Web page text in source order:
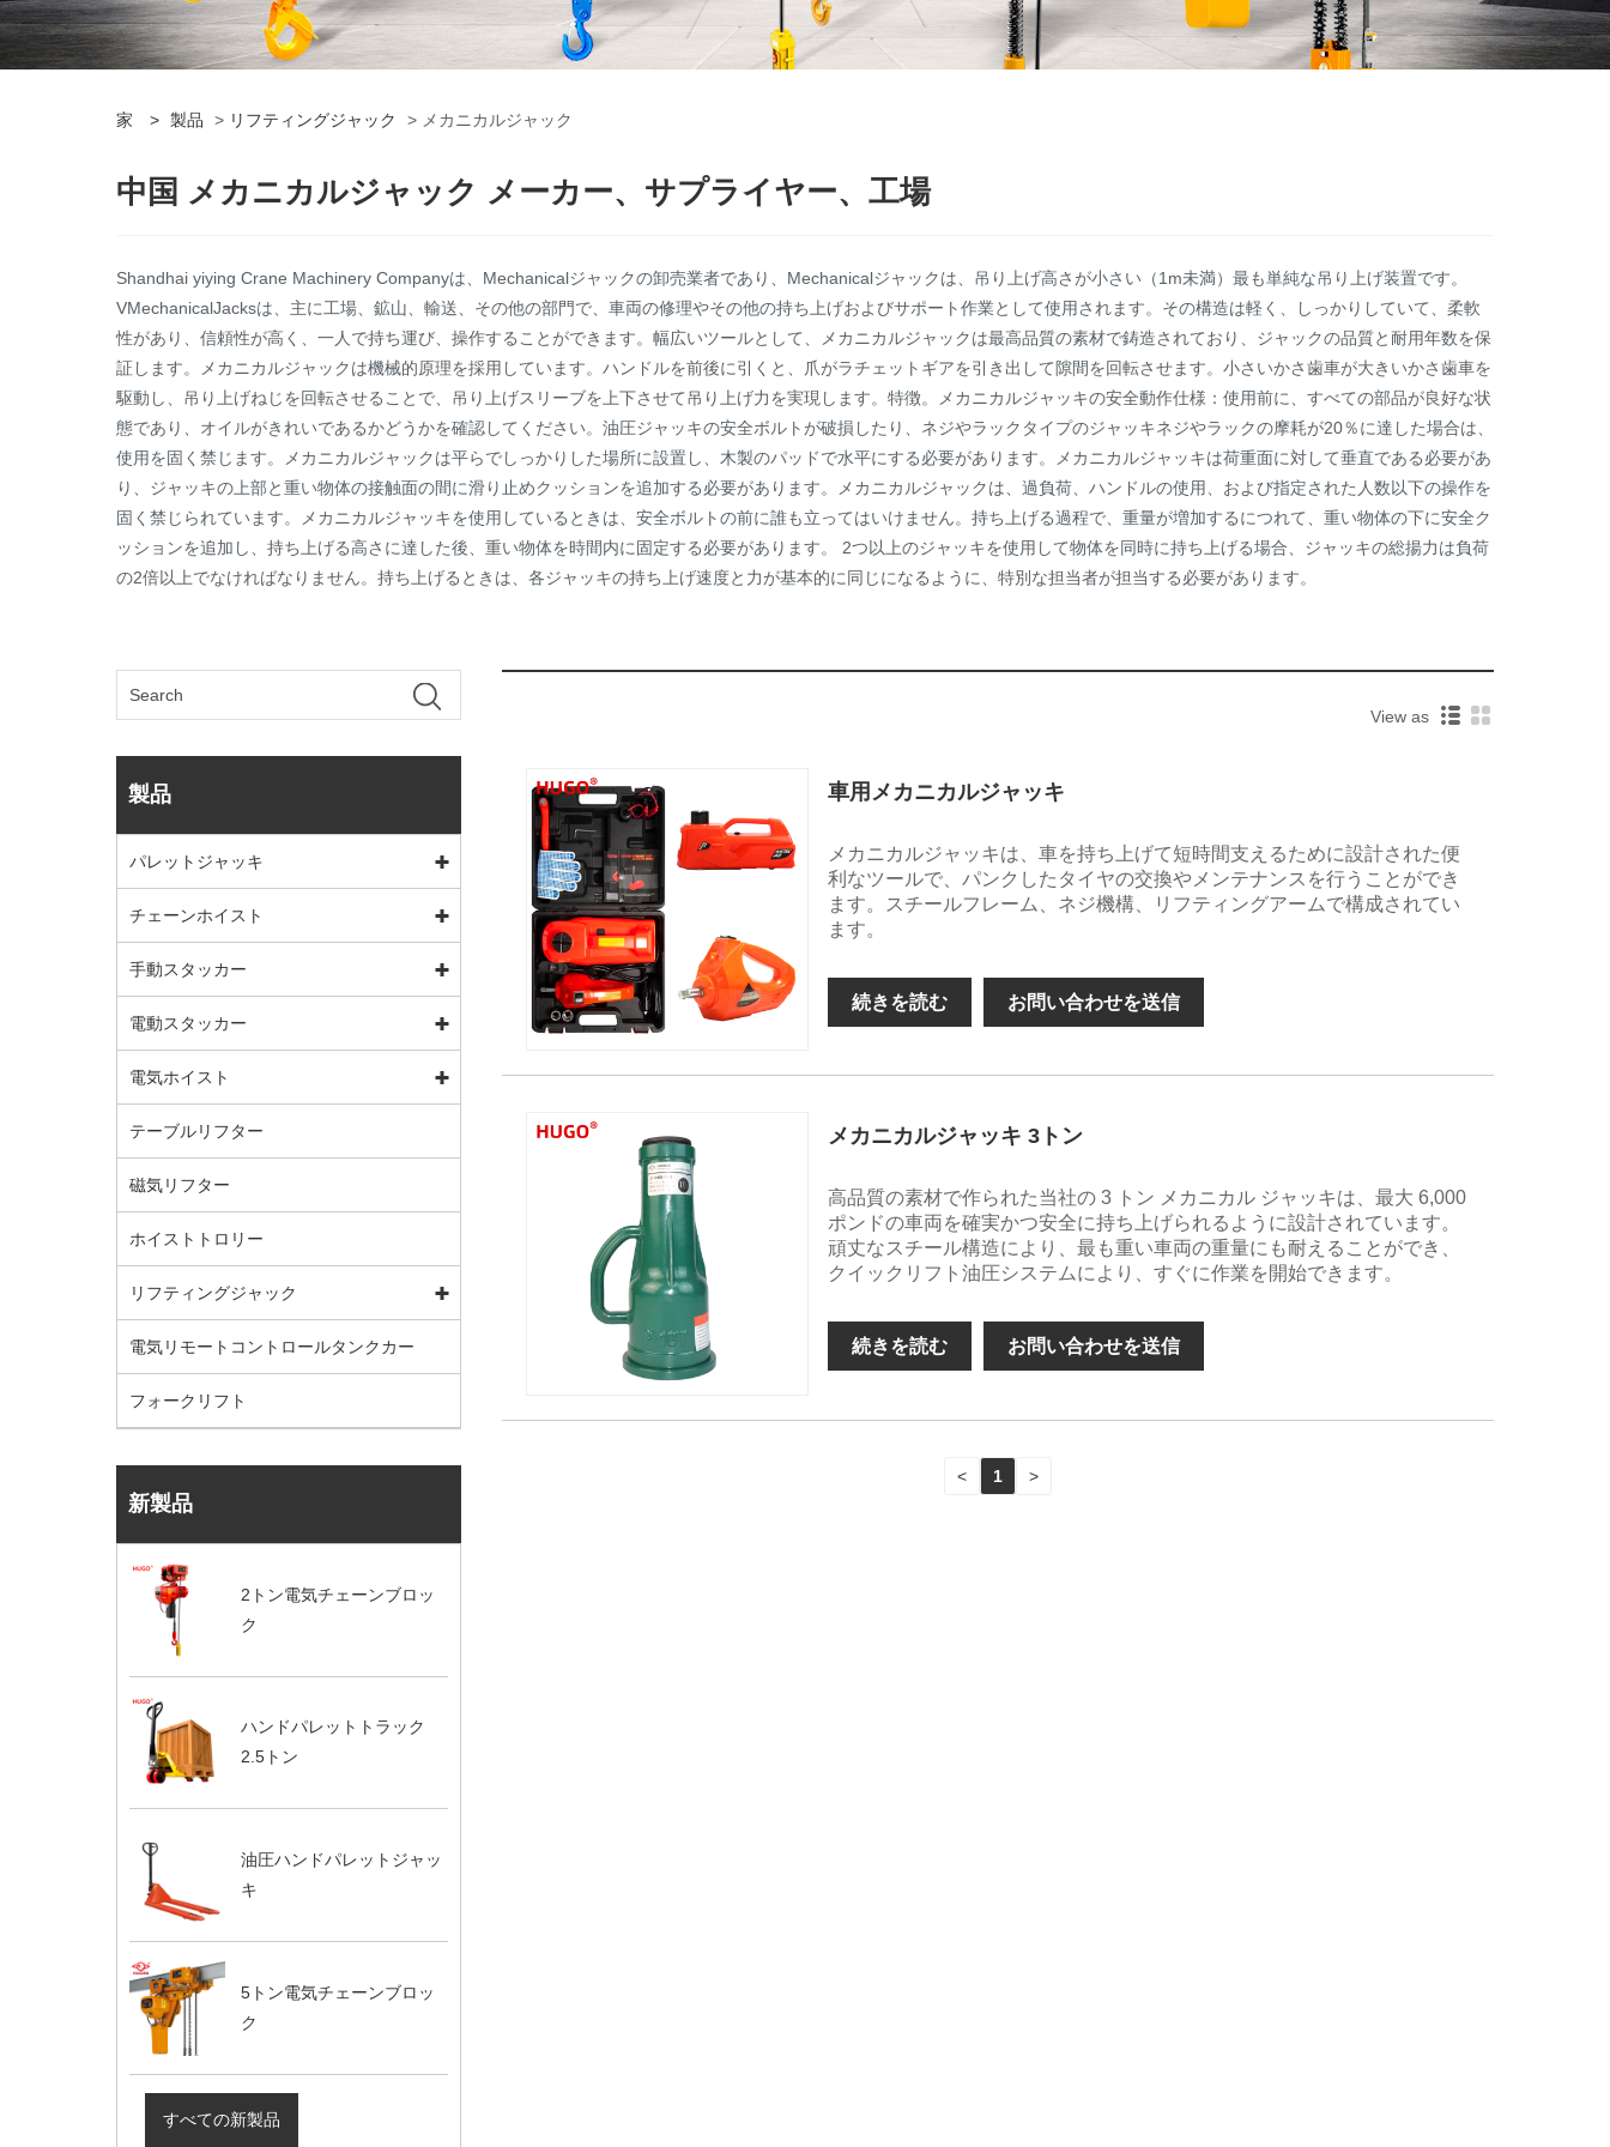
家 > 製品 > リフティングジャック > メカニカルジャック
中国 メカニカルジャック メーカー、サプライヤー、工場
Shandhai yiying Crane Machinery Companyは、Mechanicalジャックの卸売業者であり、Mechanicalジャックは、吊り上げ高さが小さい（1m未満）最も単純な吊り上げ装置です。
VMechanicalJacksは、主に工場、鉱山、輸送、その他の部門で、車両の修理やその他の持ち上げおよびサポート作業として使用されます。その構造は軽く、しっかりしていて、柔軟
性があり、信頼性が高く、一人で持ち運び、操作することができます。幅広いツールとして、メカニカルジャックは最高品質の素材で鋳造されており、ジャックの品質と耐用年数を保
証します。メカニカルジャックは機械的原理を採用しています。ハンドルを前後に引くと、爪がラチェットギアを引き出して隙間を回転させます。小さいかさ歯車が大きいかさ歯車を
駆動し、吊り上げねじを回転させることで、吊り上げスリーブを上下させて吊り上げ力を実現します。特徴。メカニカルジャッキの安全動作仕様：使用前に、すべての部品が良好な状
態であり、オイルがきれいであるかどうかを確認してください。油圧ジャッキの安全ボルトが破損したり、ネジやラックタイプのジャッキネジやラックの摩耗が20％に達した場合は、
使用を固く禁じます。メカニカルジャックは平らでしっかりした場所に設置し、木製のパッドで水平にする必要があります。メカニカルジャッキは荷重面に対して垂直である必要があ
り、ジャッキの上部と重い物体の接触面の間に滑り止めクッションを追加する必要があります。メカニカルジャックは、過負荷、ハンドルの使用、および指定された人数以下の操作を
固く禁じられています。メカニカルジャッキを使用しているときは、安全ボルトの前に誰も立ってはいけません。持ち上げる過程で、重量が増加するにつれて、重い物体の下に安全ク
ッションを追加し、持ち上げる高さに達した後、重い物体を時間内に固定する必要があります。 2つ以上のジャッキを使用して物体を同時に持ち上げる場合、ジャッキの総揚力は負荷
の2倍以上でなければなりません。持ち上げるときは、各ジャッキの持ち上げ速度と力が基本的に同じになるように、特別な担当者が担当する必要があります。
製品
パレットジャッキ
チェーンホイスト
手動スタッカー
電動スタッカー
電気ホイスト
テーブルリフター
磁気リフター
ホイストトロリー
リフティングジャック
電気リモートコントロールタンクカー
フォークリフト
新製品
2トン電気チェーンブロッ
ク
ハンドパレットトラック
2.5トン
油圧ハンドパレットジャッ
キ
5トン電気チェーンブロッ
ク
すべての新製品
View as
車用メカニカルジャッキ
メカニカルジャッキは、車を持ち上げて短時間支えるために設計された便
利なツールで、パンクしたタイヤの交換やメンテナンスを行うことができ
ます。スチールフレーム、ネジ機構、リフティングアームで構成されてい
ます。
続きを読む お問い合わせを送信
メカニカルジャッキ 3トン
高品質の素材で作られた当社の 3 トン メカニカル ジャッキは、最大 6,000
ポンドの車両を確実かつ安全に持ち上げられるように設計されています。
頑丈なスチール構造により、最も重い車両の重量にも耐えることができ、
クイックリフト油圧システムにより、すぐに作業を開始できます。
続きを読む お問い合わせを送信
< 1 >